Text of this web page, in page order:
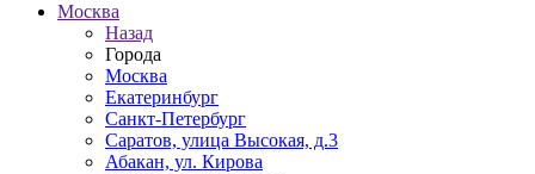
Москва
Назад
Города
Москва
Екатеринбург
Санкт-Петербург
Саратов, улица Высокая, д.3
Абакан, ул. Кирова